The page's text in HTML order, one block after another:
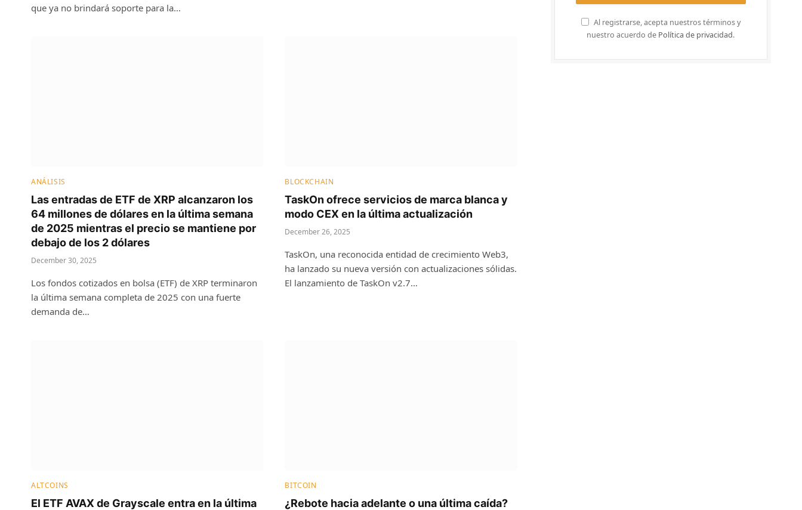
que ya no brindará soporte para la…
ANÁLISIS
Las entradas de ETF de XRP alcanzaron los
64 millones de dólares en la última semana
de 2025 mientras el precio se mantiene por
debajo de los 2 dólares
December 30, 2025
Los fondos cotizados en bolsa (ETF) de XRP terminaron
la última semana completa de 2025 con una fuerte
demanda de…
BLOCKCHAIN
TaskOn ofrece servicios de marca blanca y
modo CEX en la última actualización
December 26, 2025
TaskOn, una reconocida entidad de crecimiento Web3,
ha lanzado su nueva versión con actualizaciones sólidas.
El lanzamiento de TaskOn v2.7…
ALTCOINS
El ETF AVAX de Grayscale entra en la última
BITCOIN
¿Rebote hacia adelante o una última caída?
Al registrarse, acepta nuestros términos y
nuestro acuerdo de Política de privacidad.